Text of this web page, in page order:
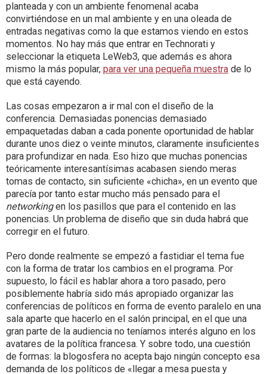
planteada y con un ambiente fenomenal acaba
convirtiéndose en un mal ambiente y en una oleada de
entradas negativas como la que estamos viendo en estos
momentos. No hay más que entrar en Technorati y
seleccionar la etiqueta LeWeb3, que además es ahora
mismo la más popular, para ver una pequeña muestra de lo
que está cayendo.
Las cosas empezaron a ir mal con el diseño de la
conferencia. Demasiadas ponencias demasiado
empaquetadas daban a cada ponente oportunidad de hablar
durante unos diez o veinte minutos, claramente insuficientes
para profundizar en nada. Eso hizo que muchas ponencias
teóricamente interesantísimas acabasen siendo meras
tomas de contacto, sin suficiente «chicha», en un evento que
parecía por tanto estar mucho más pensado para el
networkingen los pasillos que para el contenido en las
ponencias. Un problema de diseño que sin duda habrá que
corregir en el futuro.
Pero donde realmente se empezó a fastidiar el tema fue
con la forma de tratar los cambios en el programa. Por
supuesto, lo fácil es hablar ahora a toro pasado, pero
posiblemente habría sido más apropiado organizar las
conferencias de políticos en forma de evento paralelo en una
sala aparte que hacerlo en el salón principal, en el que una
gran parte de la audiencia no teníamos interés alguno en los
avatares de la política francesa. Y sobre todo, una cuestión
de formas: la blogosfera no acepta bajo ningún concepto esa
demanda de los políticos de «llegar a mesa puesta y